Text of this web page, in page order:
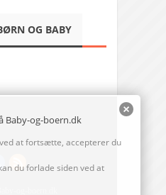
OG BABY
Baby-og-boern.dk
at fortsætte, accepterer du
du forlade siden ved at